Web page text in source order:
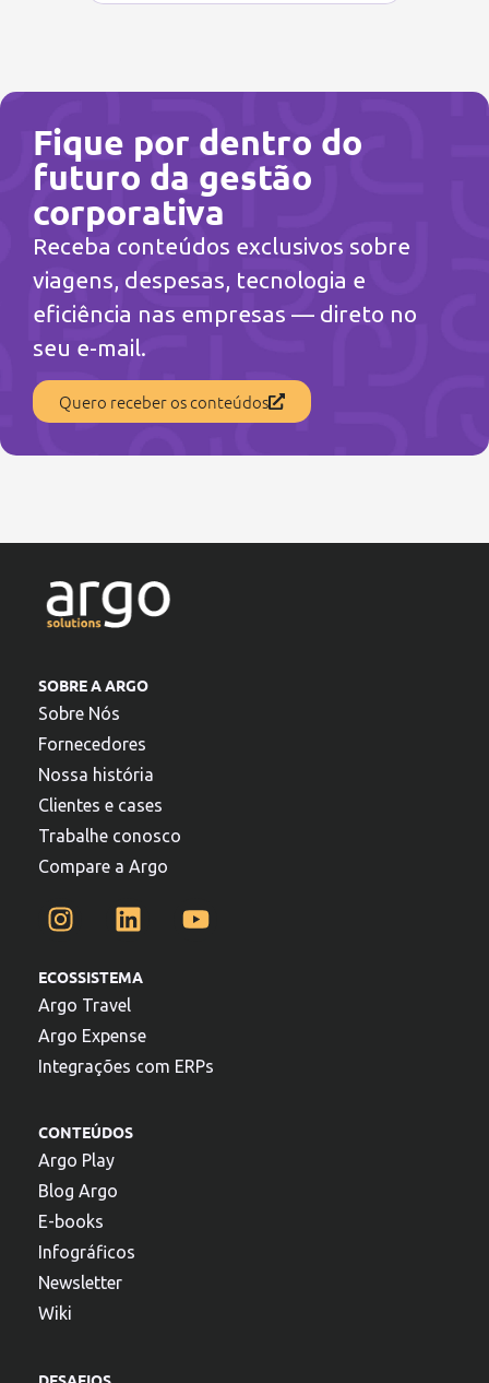
Fique por dentro do
futuro da gestão
corporativa
Receba conteúdos exclusivos sobre
viagens, despesas, tecnologia e
eficiência nas empresas — direto no
seu e-mail.
Quero receber os conteúdos
SOBRE A ARGO
Sobre Nós
Fornecedores
Nossa história
Clientes e cases
Trabalhe conosco
Compare a Argo
ECOSSISTEMA
Argo Travel
Argo Expense
Integrações com ERPs
CONTEÚDOS
Argo Play
Blog Argo
E-books
Infográficos
Newsletter
Wiki